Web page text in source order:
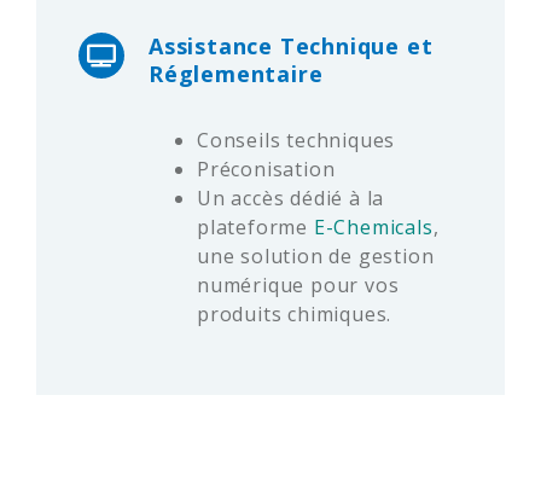
Assistance Technique et
Réglementaire
Conseils techniques
Préconisation
Un accès dédié à la
plateforme E-Chemicals,
une solution de gestion
numérique pour vos
produits chimiques.